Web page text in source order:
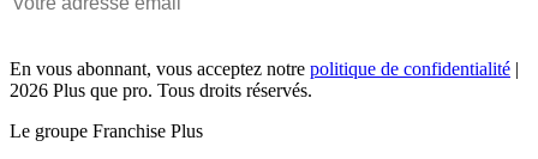
En vous abonnant, vous acceptez notre politique de confidentialité |
2026 Plus que pro. Tous droits réservés.
Le groupe Franchise Plus